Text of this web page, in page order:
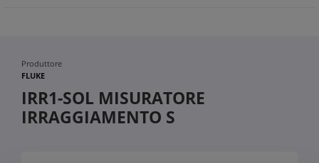
Produttore
FLUKE
IRR1-SOL MISURATORE
IRRAGGIAMENTO S